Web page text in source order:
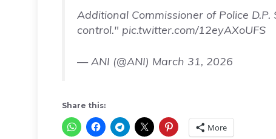
Additional Commissioner of Police
control." pic.twitter.com/12eyAXoUFS
— ANI (@ANI) March 31, 2026
Share this:
More